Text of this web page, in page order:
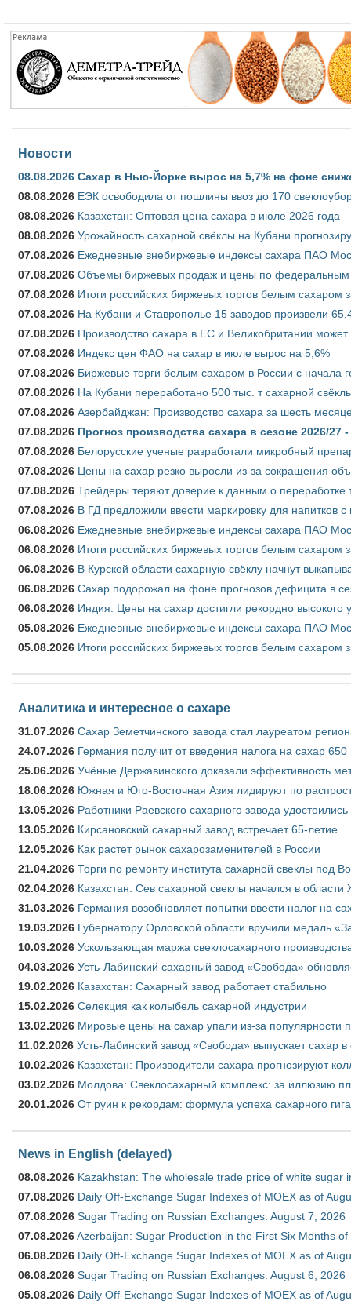
Новости
08.08.2026 Сахар в Нью-Йорке вырос на 5,7% на фоне
08.08.2026 ЕЭК освободила от пошлины ввоз до 170
08.08.2026 Казахстан: Оптовая цена сахара в июле 2026 года
08.08.2026 Урожайность сахарной свёклы на Кубани
07.08.2026 Ежедневные внебиржевые индексы сахара ПАО
07.08.2026 Объемы биржевых продаж и цены по федеральным
07.08.2026 Итоги российских биржевых торгов белым сахаром
07.08.2026 На Кубани и Ставрополье 15 заводов произвели
07.08.2026 Производство сахара в ЕС и Великобритании
07.08.2026 Индекс цен ФАО на сахар в июле вырос на 5,6%
07.08.2026 Биржевые торги белым сахаром в России с начала
07.08.2026 На Кубани переработано 500 тыс. т сахарной
07.08.2026 Азербайджан: Производство сахара за шесть
07.08.2026 Прогноз производства сахара в сезоне 2026/
07.08.2026 Белорусские ученые разработали микробный
07.08.2026 Цены на сахар резко выросли из-за сокращения
07.08.2026 Трейдеры теряют доверие к данным о переработке
07.08.2026 В ГД предложили ввести маркировку для напитков
06.08.2026 Ежедневные внебиржевые индексы сахара ПАО
06.08.2026 Итоги российских биржевых торгов белым сахаром
06.08.2026 В Курской области сахарную свёклу начнут
06.08.2026 Сахар подорожал на фоне прогнозов дефицита в
06.08.2026 Индия: Цены на сахар достигли рекордно высокого
05.08.2026 Ежедневные внебиржевые индексы сахара ПАО
05.08.2026 Итоги российских биржевых торгов белым сахаром
Аналитика и интересное о сахаре
31.07.2026 Сахар Земетчинского завода стал лауреатом
24.07.2026 Германия получит от введения налога на сахар
25.06.2026 Учёные Державинского доказали эффективность
18.06.2026 Южная и Юго-Восточная Азия лидируют по
13.05.2026 Работники Раевского сахарного завода удостоились
13.05.2026 Кирсановский сахарный завод встречает 65-летие
12.05.2026 Как растет рынок сахарозаменителей в России
21.04.2026 Торги по ремонту института сахарной свеклы под
02.04.2026 Казахстан: Сев сахарной свеклы начался в области
31.03.2026 Германия возобновляет попытки ввести налог на
19.03.2026 Губернатору Орловской области вручили медаль
10.03.2026 Ускользающая маржа свеклосахарного
04.03.2026 Усть-Лабинский сахарный завод «Свобода»
19.02.2026 Казахстан: Сахарный завод работает стабильно
15.02.2026 Селекция как колыбель сахарной индустрии
13.02.2026 Мировые цены на сахар упали из-за популярности
11.02.2026 Усть-Лабинский завод «Свобода» выпускает сахар в
10.02.2026 Казахстан: Производители сахара прогнозируют
03.02.2026 Молдова: Свеклосахарный комплекс: за иллюзию
20.01.2026 От руин к рекордам: формула успеха сахарного
News in English (delayed)
08.08.2026 Kazakhstan: The wholesale trade price of white sugar
07.08.2026 Daily Off-Exchange Sugar Indexes of MOEX as of
07.08.2026 Sugar Trading on Russian Exchanges: August 7, 2026
07.08.2026Azerbaijan: Sugar Production in the First Six Months of
06.08.2026 Daily Off-Exchange Sugar Indexes of MOEX as of
06.08.2026 Sugar Trading on Russian Exchanges: August 6, 2026
05.08.2026 Daily Off-Exchange Sugar Indexes of MOEX as of